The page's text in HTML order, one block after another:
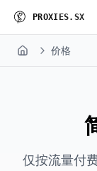
PROXI ES. SX
Home 价格
仅按流量付